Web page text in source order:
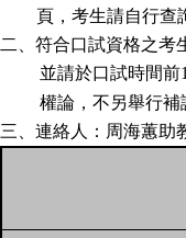
本
所
成
博
士
頁，考生請自行查
二、符合口試資格之考
並請於口試時間前
權論，不另舉行補
三、連絡人：周海蕙助